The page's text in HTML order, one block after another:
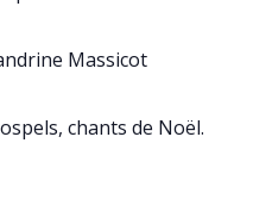
Massicot
chants de Noël.